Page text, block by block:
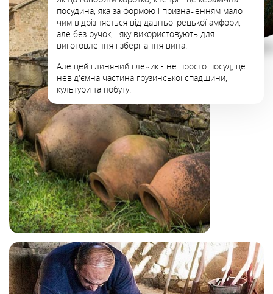
посудина, яка за формою і призначенням мало
чим відрізняється від давньогрецької амфори,
але без ручок, і яку використовують для
виготовлення і зберігання вина.
Але цей глиняний глечик - не просто посуд, це
невід'ємна частина грузинської спадщини,
культури та побуту.